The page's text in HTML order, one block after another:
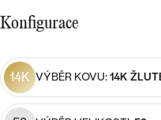
BAREVNÝ
ČERNÝ DIAMANT
SALT AND
PLATINA
DLE KAMENE
S DIAMANTY
DLE CENY
CENOVĚ
LUXUSNÍ
S DRAHOKAMY
S PERLAMI
DLE CENY
DLE CENY
Konfigurace
14K VÝBĚR KOVU:14K